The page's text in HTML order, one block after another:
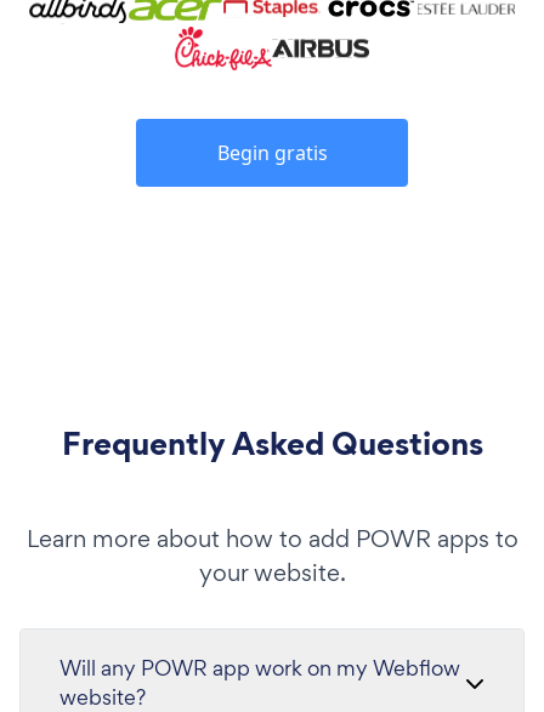
Begin gratis
Frequently Asked Questions
Learn more about how to add POWR apps to
your website.
Will any POWR app work on my Webflow
website?